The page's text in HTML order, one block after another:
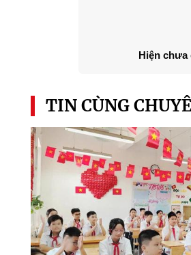
Hiện chưa
TIN CÙNG